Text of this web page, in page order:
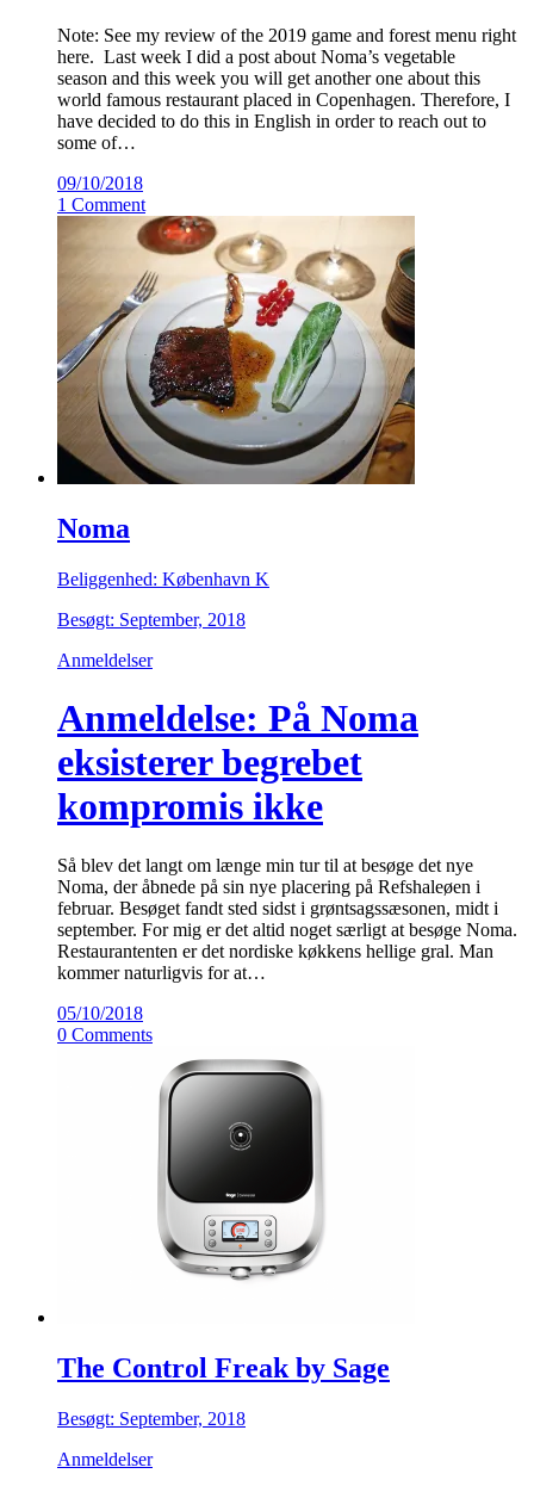
Note: See my review of the 2019 game and forest menu right
here. Last week I did a post about Noma’s vegetable
season and this week you will get another one about this
world famous restaurant placed in Copenhagen. Therefore, I
have decided to do this in English in order to reach out to
some of…
09/10/2018
1 Comment
Noma
Beliggenhed: København K
Besøgt: September, 2018
Anmeldelser
Anmeldelse: På Noma
eksisterer begrebet
kompromis ikke
Så blev det langt om længe min tur til at besøge det nye
Noma, der åbnede på sin nye placering på Refshaleøen i
februar. Besøget fandt sted sidst i grøntsagssæsonen, midt i
september. For mig er det altid noget særligt at besøge Noma.
Restaurantenten er det nordiske køkkens hellige gral. Man
kommer naturligvis for at…
05/10/2018
0 Comments
The Control Freak by Sage
Besøgt: September, 2018
Anmeldelser